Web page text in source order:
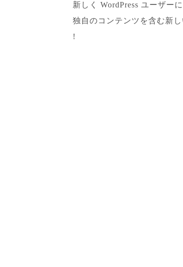
新しく WordPress ユーザー
独自のコンテンツを含む新
!